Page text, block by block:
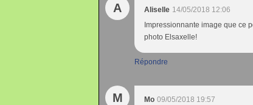
A Aliselle 14/05/2018 12:06
Impressionnante image que ce
photo Elsaxelle!
Répondre
M Mo 09/05/2018 19:57